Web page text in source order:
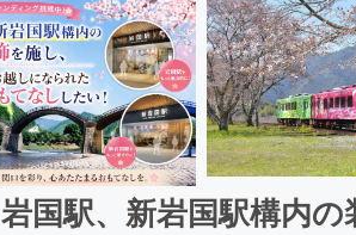
岩国駅、新岩国駅構内